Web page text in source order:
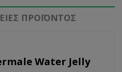
ΠΡΟΪΌΝΤΟΣ
Water Jelly